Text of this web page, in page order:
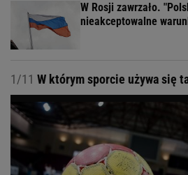
W Rosji zawrzało.
nieakceptowalne
1/11 W którym sporcie używa się